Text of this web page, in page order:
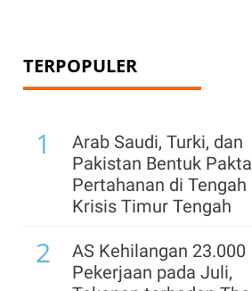
TERPOPULER
1
Arab Saudi, Turki, dan
Pakistan Bentuk Pakta
Pertahanan di Tengah
Krisis Timur Tengah
2
AS Kehilangan 23.000
Pekerjaan pada Juli,